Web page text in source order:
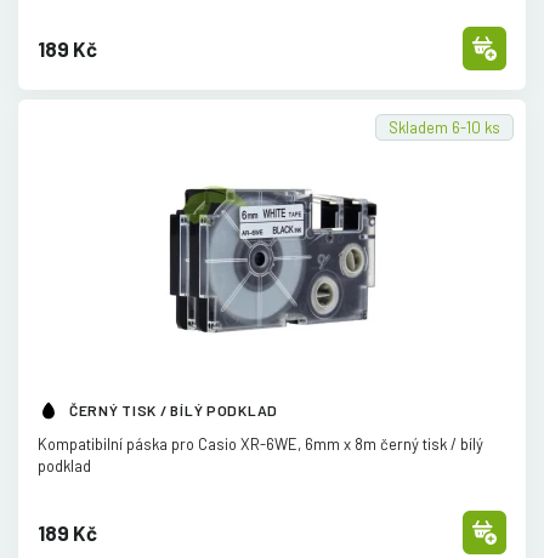
189 Kč
ČERNÝ TISK / BÍLÝ PODKLAD
Skladem 6-10 ks
Kompatibilní páska pro Casio XR-6WE, 6mm x 8m černý tisk / bílý
podklad
189 Kč